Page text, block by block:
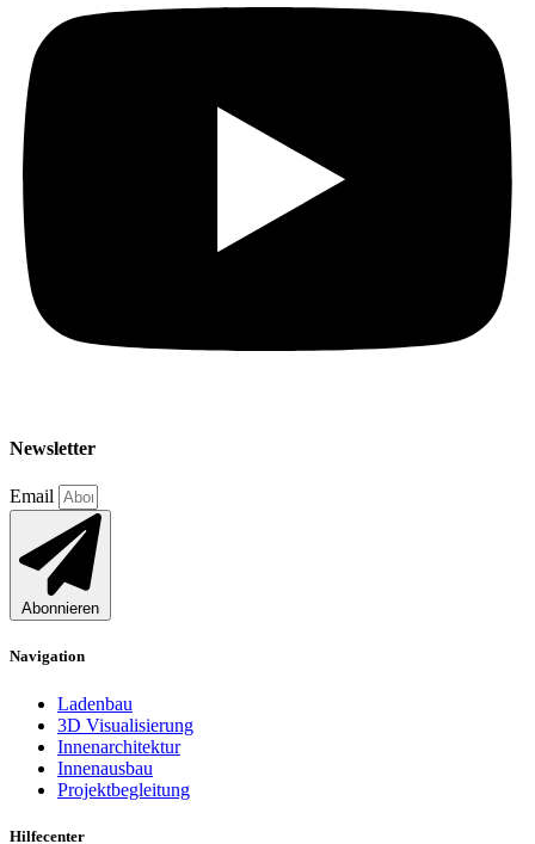
Newsletter
Email
Abonnieren
Navigation
Ladenbau
3D Visualisierung
Innenarchitektur
Innenausbau
Projektbegleitung
Hilfecenter